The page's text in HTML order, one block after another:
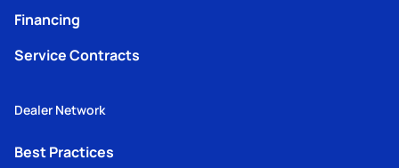
Financing
Service Contracts
Dealer Network
Best Practices